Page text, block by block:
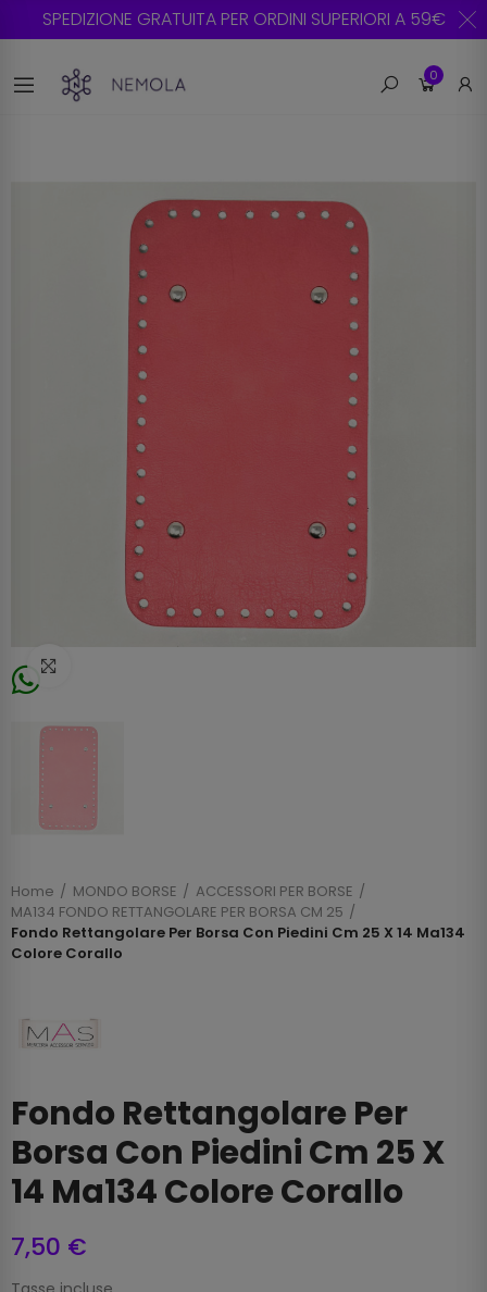
SPEDIZIONE GRATUITA PER ORDINI SUPERIORI A 59€
0
Home MONDO BORSE
ACCESSORI PER BORSE
MA134 FONDO RETTANGOLARE PER BORSA CM 25
Fondo Rettangolare Per Borsa Con Piedini Cm 25 X 14 Ma134
Colore Corallo
Fondo Rettangolare Per
Borsa Con Piedini Cm 25 X
14 Ma134 Colore Corallo
7,50 €